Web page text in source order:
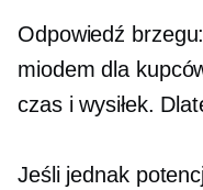
Odpowiedź
miodem dla
czas i wysiłek.
Jeśli jednak